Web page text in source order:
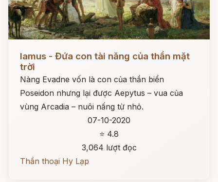
Iamus - Đứa con tài năng của thần mặt
trời
Nàng Evadne vốn là con của thần biển
Poseidon nhưng lại được Aepytus – vua của
vùng Arcadia – nuôi nấng từ nhỏ.
07-10-2020
⭐ 4.8
3,064 lượt đọc
Thần thoại Hy Lạp